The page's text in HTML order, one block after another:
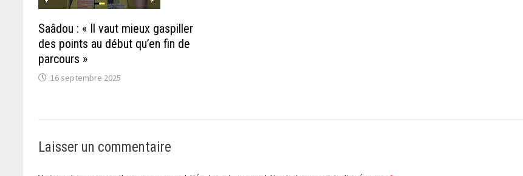
Saâdou : « Il vaut mieux gaspiller
des points au début qu’en fin de
parcours »
16 septembre 2025
Laisser un commentaire